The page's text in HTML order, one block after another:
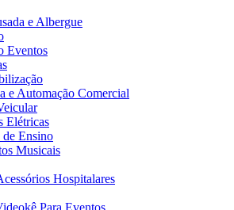
e Albergue
Eventos
e Automação Comercial
Elétricas
Ensino
Musicais
Hospitalares
Para Eventos